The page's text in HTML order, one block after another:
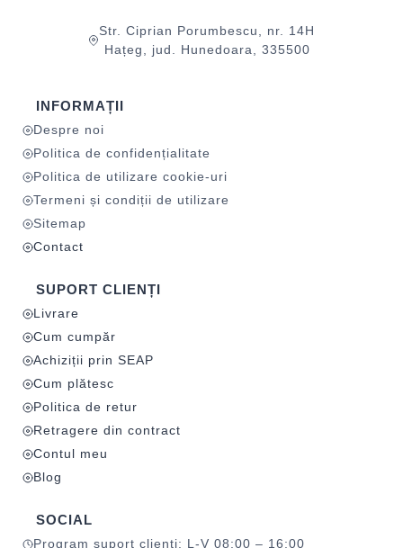
Str. Ciprian Porumbescu, nr. 14H
Hațeg, jud. Hunedoara, 335500
INFORMAȚII
Despre noi
Politica de confidențialitate
Politica de utilizare cookie-uri
Termeni și condiții de utilizare
Sitemap
Contact
SUPORT CLIENȚI
Livrare
Cum cumpăr
Achiziții prin SEAP
Cum plătesc
Politica de retur
Retragere din contract
Contul meu
Blog
SOCIAL
Program suport clienți: L-V 08:00 – 16:00